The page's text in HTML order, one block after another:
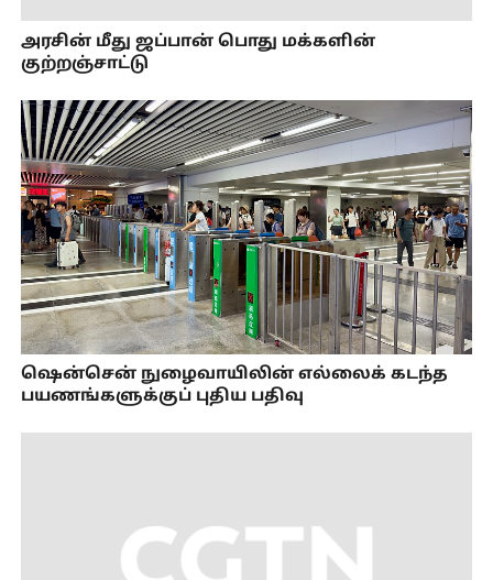
அரசின் மீது ஜப்பான் பொது மக்களின்
குற்றஞ்சாட்டு
ஷென்சென் நுழைவாயிலின் எல்லைக் கடந்த
பயணங்களுக்குப் புதிய பதிவு